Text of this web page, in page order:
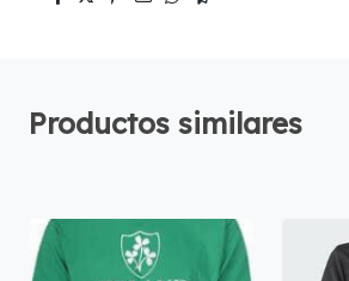
Productos similares